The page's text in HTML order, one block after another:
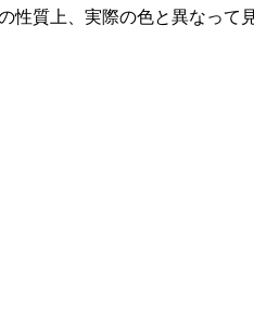
質上、実際の色と異なって